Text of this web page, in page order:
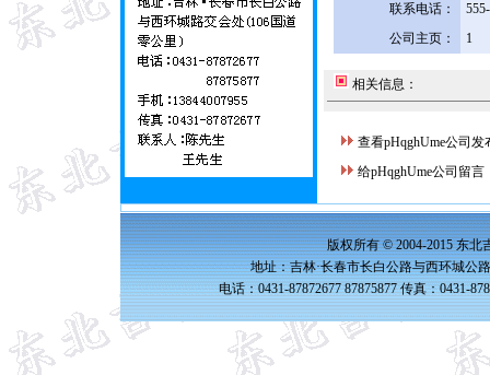
联系电话：
公司主页：
1
相关信息：
查看pHqghUme公司发
给pHqghUme公司留言
版权所有 © 2004-2015 东北
地址：吉林·长春市长白公路与西环城公
电话：0431-87872677 87875877 传真：0431-